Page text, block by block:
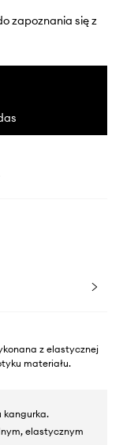
zapoznania się z
z elastycznej
materiału.
kangurka.
elastycznym